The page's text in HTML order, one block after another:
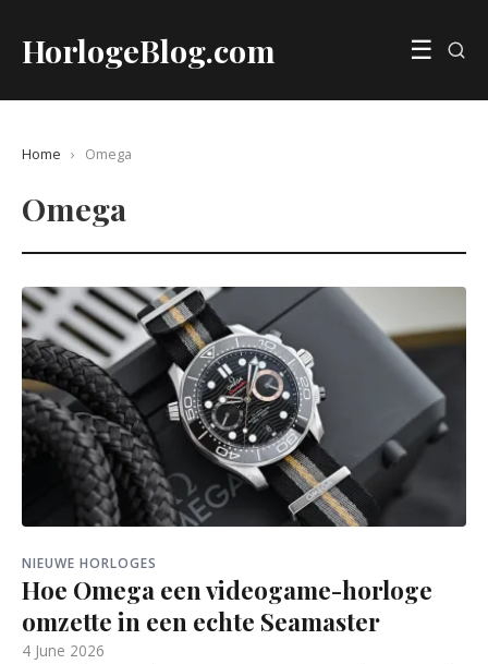
HorlogeBlog.com ☰
Home › Omega
Omega
NIEUWE HORLOGES
Hoe Omega een videogame-horloge
omzette in een echte Seamaster
4 June 2026